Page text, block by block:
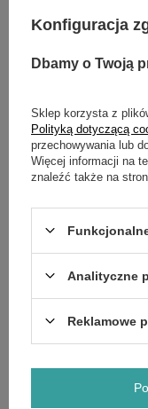
OPIS
Rurka odpowietrznika
CZĘŚĆ
OPINIE (0)
Konfiguracja
Dbamy o Twoją
Sklep korzysta z
Polityką dotyczącą
przechowywania lub
Więcej informacji na
znaleźć także na
Analityczne
Reklamowe